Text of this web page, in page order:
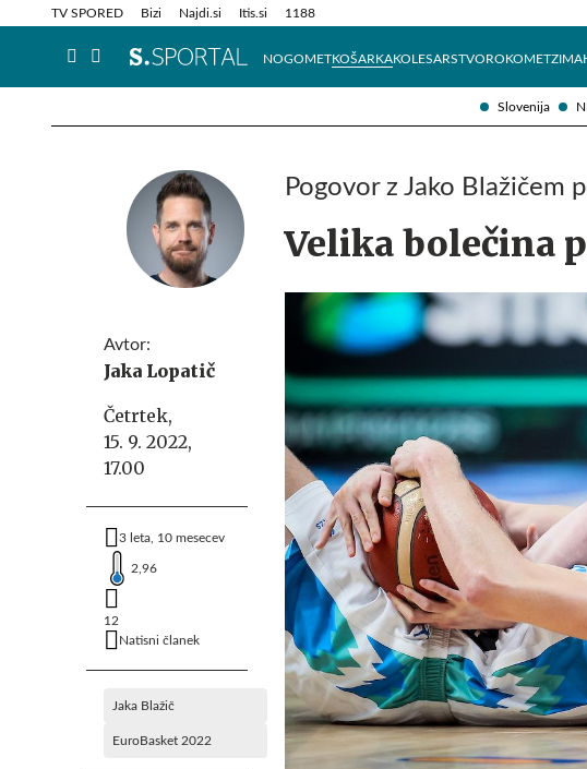
Slovenija
TV SPORED Bizi Najdi.si Itis.si 1188
NOGOMETKOŠARKAKOLESARSTVOROKOMETZIMA
Info in obvestila Tehnik
Avtor:
Jaka Lopatič
Četrtek,
15. 9. 2022,
17.00
3 leta, 10 mesecev
2,96
12
Natisni članek
Jaka Blažič
EuroBasket 2022
Pogovor z Jako Blažičem
Velika bolečina